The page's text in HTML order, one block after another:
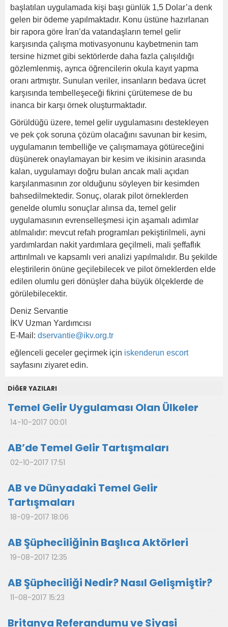
başlatılan uygulamada kişi başı günlük 1,5 Dolar’a denk
gelen bir ödeme yapılmaktadır. Konu üstüne hazırlanan
bir rapora göre İran’da vatandaşların temel gelir
karşısında çalışma motivasyonunu kaybetmenin tam
tersine hizmet gibi sektörlerde daha fazla çalışıldığı
gözlemlenmiş, ayrıca öğrencilerin okula kayıt yapma
oranı artmıştır. Sunulan veriler, insanların bedava ücret
karşısında tembelleşeceği fikrini çürütemese de bu
inanca bir karşı örnek oluşturmaktadır.
Görüldüğü üzere, temel gelir uygulamasını destekleyen
ve pek çok soruna çözüm olacağını savunan bir kesim,
uygulamanın tembelliğe ve çalışmamaya götüreceğini
düşünerek onaylamayan bir kesim ve ikisinin arasında
kalan, uygulamayı doğru bulan ancak mali açıdan
karşılanmasının zor olduğunu söyleyen bir kesimden
bahsedilmektedir. Sonuç, olarak pilot örneklerden
genelde olumlu sonuçlar alınsa da, temel gelir
uygulamasının evrenselleşmesi için aşamalı adımlar
atılmalıdır: mevcut refah programları pekiştirilmeli, ayni
yardımlardan nakit yardımlara geçilmeli, mali şeffaflık
arttırılmalı ve kapsamlı veri analizi yapılmalıdır. Bu şekilde
eleştirilerin önüne geçilebilecek ve pilot örneklerden elde
edilen olumlu geri dönüşler daha büyük ölçeklerde de
görülebilecektir.
Deniz Servantie
İKV Uzman Yardımcısı
E-Mail: dservantie@ikv.org.tr
eğlenceli geceler geçirmek için iskenderun escort
sayfasını ziyaret edin.
DİĞER YAZILARI
Temel Gelir Uygulaması Olan Ülkeler
14-10-2017 00:01
AB’de Temel Gelir Tartışmaları
02-10-2017 17:51
AB ve Dünyadaki Temel Gelir
Tartışmaları
18-09-2017 18:06
AB Şüpheciliğinin Başlıca Aktörleri
19-08-2017 12:35
AB Şüpheciliği Nedir? Nasıl Gelişmiştir?
11-08-2017 15:23
Britanya Referandumu ve Siyasi